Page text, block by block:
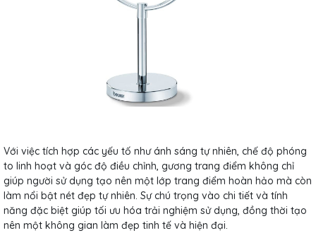
Với việc tích hợp các yếu tố như ánh sáng tự nhiên, chế độ phóng
to linh hoạt và góc độ điều chỉnh, gương trang điểm không chỉ
giúp người sử dụng tạo nên một lớp trang điểm hoàn hảo mà còn
làm nổi bật nét đẹp tự nhiên. Sự chú trọng vào chi tiết và tính
năng đặc biệt giúp tối ưu hóa trải nghiệm sử dụng, đồng thời tạo
nên một không gian làm đẹp tinh tế và hiện đại.